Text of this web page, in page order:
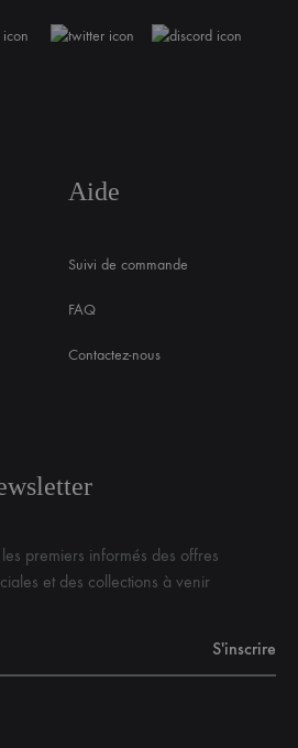
Aide
Suivi de commande
FAQ
Contactez-nous
premiers informés des offres
et des collections à venir